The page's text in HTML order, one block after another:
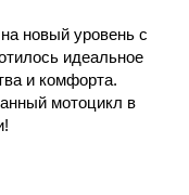
новый уровень с
идеальное
и комфорта.
мотоцикл в